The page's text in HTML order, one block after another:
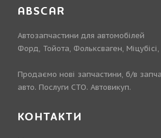
ABSCAR
Автозапчастини для автомобілей
Форд, Тойота, Фольксваген,
Продаємо нові запчастини, б/в
авто. Послуги СТО. Автовикуп.
КОНТАКТИ